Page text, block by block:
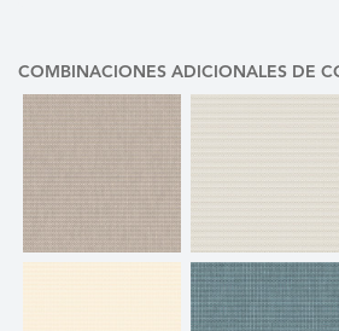
COMBINACIONES ADICIONALES DE